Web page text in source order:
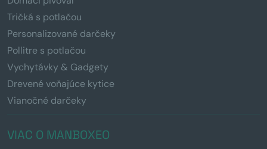
Tričká s potlačou
Personalizované darčeky
Pollitre s potlačou
Vychytávky & Gadgety
Drevené voňajúce kytice
Vianočné darčeky
VIAC O MANBOXEO